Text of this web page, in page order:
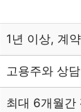
1년 이상, 계
고용주와 상
최대 6개월간